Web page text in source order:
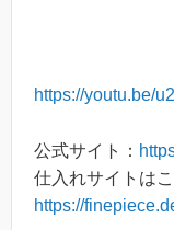
https://youtu.be/
公式サイト：
仕入れサイトはこ
https://